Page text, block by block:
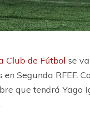
Club de Fútbol se
Segunda RFEF.
que tendrá Yago